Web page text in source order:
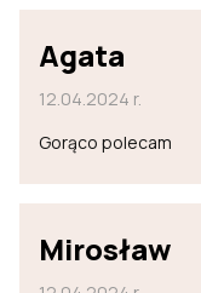
Agata
12.04.2024 r.
Gorąco polecam
Mirosław